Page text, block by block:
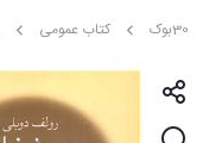
30بوک کتاب عمومی